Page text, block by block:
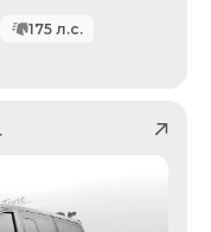
175 л.с.